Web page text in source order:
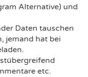
Alternative) und
Daten tauschen
jemand hat bei
etc.